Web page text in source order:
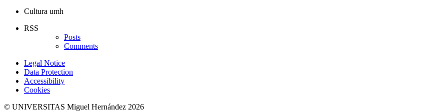
Cultura umh
RSS
Posts
Comments
Legal Notice
Data Protection
Accessibility
Cookies
© UNIVERSITAS Miguel Hernández 2026